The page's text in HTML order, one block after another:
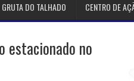
DO TALHADO CENTRO DE
estacionado no